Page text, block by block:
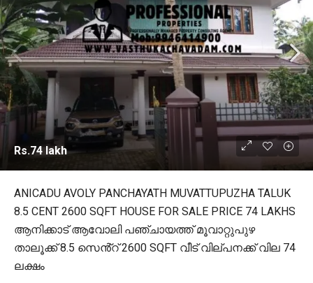
Rs.74 lakh
ANICADU AVOLY PANCHAYATH MUVATTUPUZHA TALUK
8.5 CENT 2600 SQFT HOUSE FOR SALE PRICE 74 LAKHS
ആനിക്കാട് ആവോലി പഞ്ചായത്ത് മൂവാറ്റുപുഴ
താലൂക്ക് 8.5 സെൻ്റ് 2600 SQFT വീട് വില്പനക്ക് വില 74
ലക്ഷം